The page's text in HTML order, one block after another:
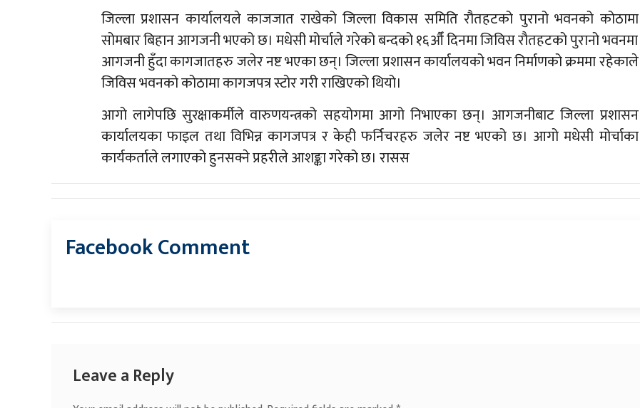
जिल्ला प्रशासन कार्यालयले काजजात राखेको जिल्ला विकास समिति रौतहटको पुरानो भवनको कोठामा
सोमबार बिहान आगजनी भएको छ। मधेसी मोर्चाले गरेको बन्दको १६औँ दिनमा जिविस रौतहटको पुरानो भवनमा
आगजनी हुँदा कागजातहरु जलेर नष्ट भएका छन्। जिल्ला प्रशासन कार्यालयको भवन निर्माणको क्रममा रहेकाले
जिविस भवनको कोठामा कागजपत्र स्टोर गरी राखिएको थियो।
आगो लागेपछि सुरक्षाकर्मीले वारुणयन्त्रको सहयोगमा आगो निभाएका छन्। आगजनीबाट जिल्ला प्रशासन
कार्यालयका फाइल तथा विभिन्न कागजपत्र र केही फर्निचरहरु जलेर नष्ट भएको छ। आगो मधेसी मोर्चाका
कार्यकर्ताले लगाएको हुनसक्ने प्रहरीले आशङ्का गरेको छ। रासस
Facebook Comment
Leave a Reply